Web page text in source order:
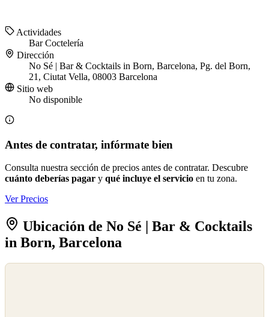
Actividades
BarCoctelería
Dirección
No Sé | Bar & Cocktails in Born, Barcelona, Pg. del Born,
21, Ciutat Vella, 08003 Barcelona
Sitio web
No disponible
Antes de contratar, infórmate bien
Consulta nuestra sección de precios antes de contratar. Descubre
cuánto deberías pagar y qué incluye el servicio en tu zona.
Ver Precios
Ubicación de No Sé | Bar & Cocktails
in Born, Barcelona